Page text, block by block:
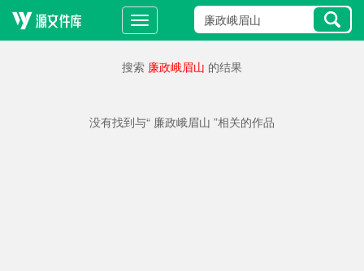
搜索 廉政峨眉山 的结果
没有找到与“ 廉政峨眉山 ”相关的作品